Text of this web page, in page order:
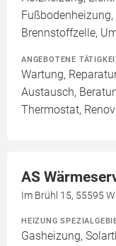
Brennstoffzelle,
ANGEBOTENE
Wartung,
Austausch,
Thermostat,
AS
Im Brühl 15, 55595
HEIZUNG
Gasheizung,